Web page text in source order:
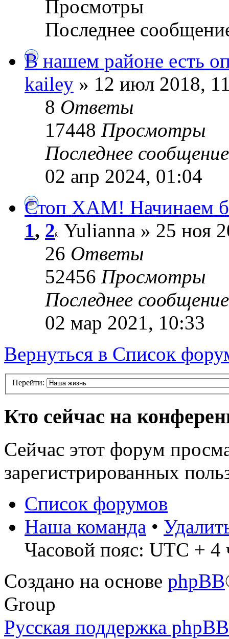
Просмотры
Последнее
В нашем районе есть
kailey » 12 июл 2018,
8 Ответы
17448 Просмотры
Последнее
02 апр 2024, 01:04
Стоп ХАМ! Начинаем
1, 2 Yulianna » 25 ноя
26 Ответы
52456 Просмотры
Последнее
02 мар 2021, 10:33
Вернуться в Список
Перейти:
Кто сейчас на
Сейчас этот форум
зарегистрированных
Список форумов
Наша команда •
Часовой пояс: UTC + 4
Создано на основе phpBB
Group
Русская поддержка phpBB